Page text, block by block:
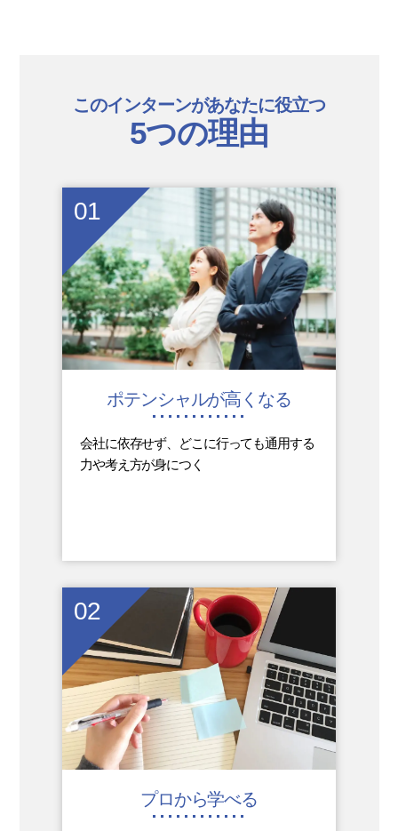
このインターンがあなたに役立つ
5つの理由
01
ポテンシャルが高くなる
会社に依存せず、どこに行っても通用する
力や考え方が身につく
02
プロから学べる